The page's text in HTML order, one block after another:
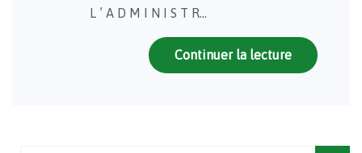
L ’ A D M I N I S T R…
Continuer la lecture